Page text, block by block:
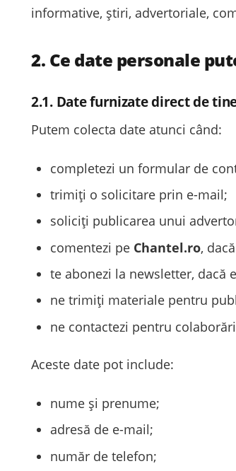
informative, știri, advertoriale,
2. Ce date personale
2.1. Date furnizate direct de
Putem colecta date atunci când:
completezi un formular de
trimiți o solicitare prin e-mail;
soliciți publicarea unui
comentezi pe Chantel.ro,
te abonezi la newsletter, dacă
ne trimiți materiale pentru
ne contactezi pentru
Aceste date pot include:
nume și prenume;
adresă de e-mail;
număr de telefon;